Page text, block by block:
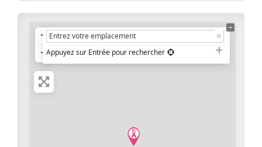
+
−Appuyez sur Entrée pour rechercher